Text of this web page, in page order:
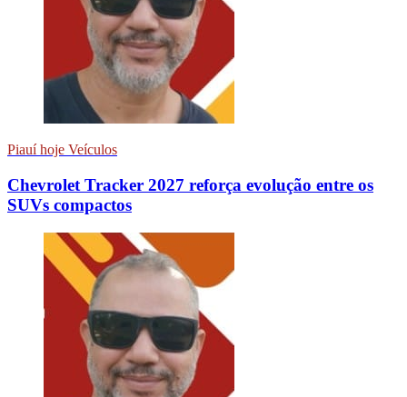
Piauí hoje Veículos
Chevrolet Tracker 2027 reforça evolução entre os
SUVs compactos